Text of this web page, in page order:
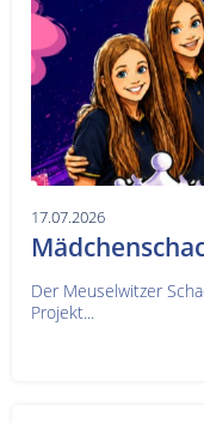
17.07.2026
Der Meuselwitzer
Projekt...